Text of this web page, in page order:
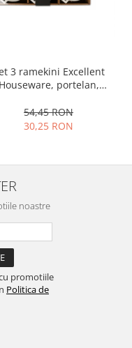
3 ramekini Excellent
Houseware, portelan,
54,45 RON
30,25 RON
noastre
promotiile
Politica de